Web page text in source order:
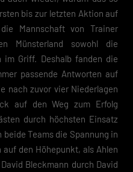
bis zur letzten Aktion auf
Mannschaft von Trainer
Münsterland sowohl die
Griff. Deshalb fanden die
passende Antworten auf
nach zuvor vier Niederlagen
auf den Weg zum Erfolg
durch höchsten Einsatz
Teams die Spannung in
den Höhepunkt, als Ahlen
Bleckmann durch David